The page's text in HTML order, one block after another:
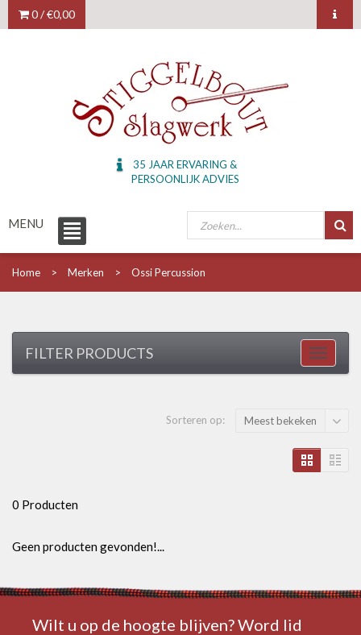
0 /€0,00
35 JAAR ERVARING &
PERSOONLIJK ADVIES
MENU
Home Merken Ossi Percussion
FILTER PRODUCTS
Sorteren op: Meest bekeken
0 Producten
Geen producten gevonden!...
Wilt u op de hoogte blijven? Word lid